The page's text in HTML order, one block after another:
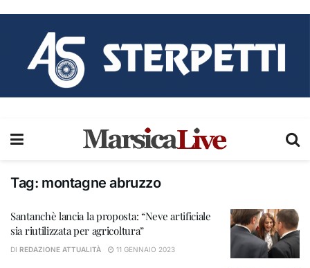
Tag: montagne abruzzo
Santanchè lancia la proposta: “Neve artificiale
sia riutilizzata per agricoltura”
DI REDAZIONE ATTUALITÀ 11 GENNAIO 2023